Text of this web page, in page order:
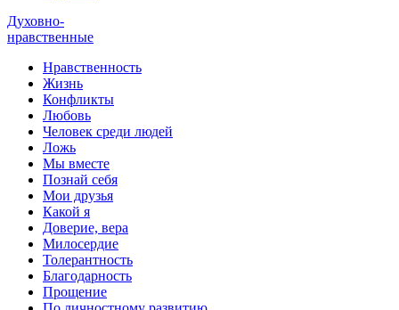
Духовно-
нравственные
Нравственность
Жизнь
Конфликты
Любовь
Человек среди людей
Ложь
Мы вместе
Познай себя
Мои друзья
Какой я
Доверие, вера
Милосердие
Толерантность
Благодарность
Прощение